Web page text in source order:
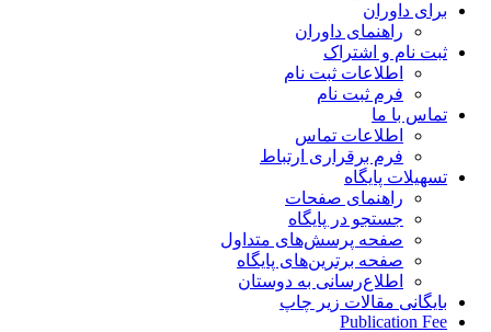
برای داوران
راهنمای داوران
ثبت نام و اشتراک
اطلاعات ثبت نام
فرم ثبت نام
تماس با ما
اطلاعات تماس
فرم برقراری ارتباط
تسهیلات پایگاه
راهنمای صفحات
جستجو در پایگاه
صفحه پرسش‌های متداول
صفحه برترین‌های پایگاه
اطلاع‌رسانی به دوستان
بایگانی مقالات زیر چاپ
Publication Fee